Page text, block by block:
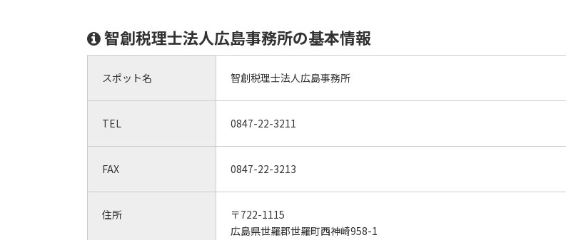
智創税理士法人広島事務所の基本情報
スポット名 智創税理士法人広島事務所
TEL 0847-22-3211
FAX 0847-22-3213
住所
〒722-1115
広島県世羅郡世羅町西神崎958-1